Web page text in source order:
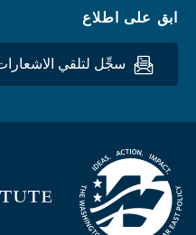
ابق على اطلاع
سجِّل لتلقي الاشعارات
Homepage